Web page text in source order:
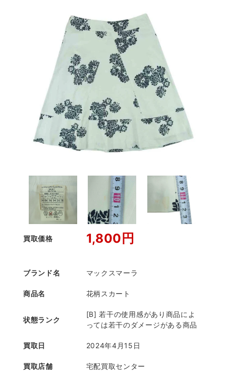
買取価格 1,800円
ブランド名 マックスマーラ
商品名 花柄スカート
状態ランク
[B] 若干の使用感があり商品によ
っては若干のダメージがある商品
買取日 2024年4月15日
買取店舗 宅配買取センター